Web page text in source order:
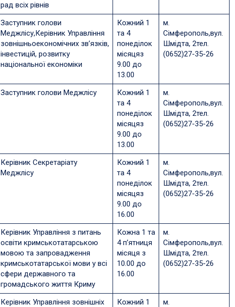
рад всіх рівнів
Заступник голови
Меджлісу,Керівник Управління
зовнішньоекономічних зв’язків,
інвестицій, розвитку
національної економіки
Кожний 1
та 4
понеділок
місяцяз
9.00 до
13.00
м.
Сімферополь,вул.
Шмідта, 2тел.
(0652)27-35-26
Заступник голови Меджлісу
Кожний 1
та 4
понеділок
місяцяз
9.00 до
13.00
м.
Сімферополь,вул.
Шмідта, 2тел.
(0652)27-35-26
Керівник Секретаріату
Меджлісу
Кожний 1
та 4
понеділок
місяцяз
9.00 до
16.00
м.
Сімферополь,вул.
Шмідта, 2тел.
(0652)27-35-26
Керівник Управління з питань
освіти кримськотатарською
мовою та запровадження
кримськотатарської мови у всі
сфери державного та
громадського життя Криму
Кожна 1 та
4 п’ятниця
місяця з
10.00 до
16.00
м.
Сімферополь,вул.
Шмідта, 2тел.
(0652)27-35-26
Керівник Управління зовнішніх
Кожний 1
м.